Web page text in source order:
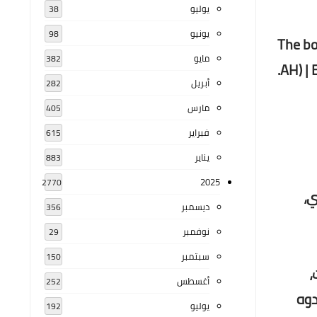
The
AH) |
يوليو 38
يونيو 98
مايو 382
أبريل 282
مارس 405
فبراير 615
يناير 883
2025
2770
ديسمبر 356
نوفمبر 29
سبتمبر 150
أغسطس 252
يوليو 192